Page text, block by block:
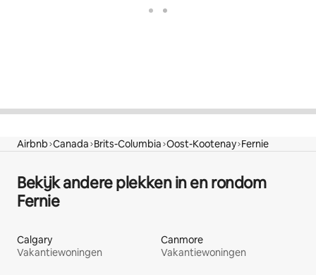
Airbnb Canada Brits-Columbia Oost-Kootenay Fernie
Bekijk andere plekken in en rondom
Fernie
Calgary
Vakantiewoningen
Canmore
Vakantiewoningen